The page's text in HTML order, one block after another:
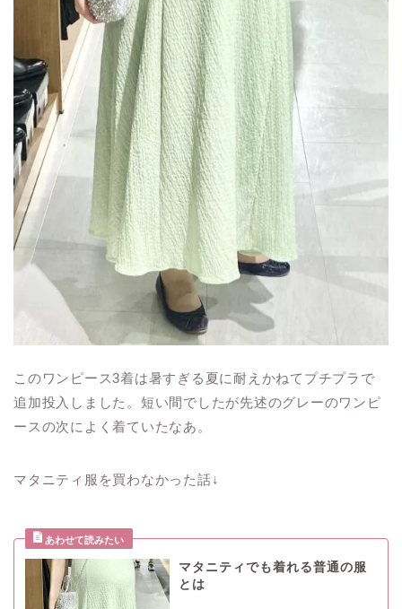
このワンピース3着は暑すぎる夏に耐えかねてプチプラで
追加投入しました。短い間でしたが先述のグレーのワンピ
ースの次によく着ていたなあ。
マタニティ服を買わなかった話↓
マタニティでも着れる普通の服
とは